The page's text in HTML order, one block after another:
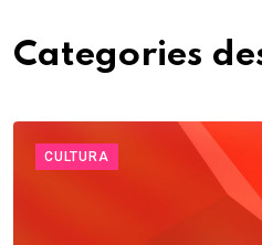
Categories
CULTURA